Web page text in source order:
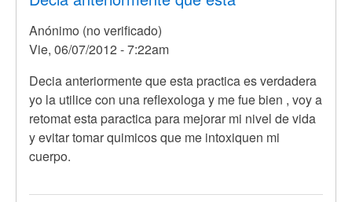
Anónimo (no verificado)
Vie, 06/07/2012 - 7:22am
Decia anteriormente que esta practica es verdadera
yo la utilice con una reflexologa y me fue bien , voy a
retomat esta paractica para mejorar mi nivel de vida
y evitar tomar quimicos que me intoxiquen mi
cuerpo.